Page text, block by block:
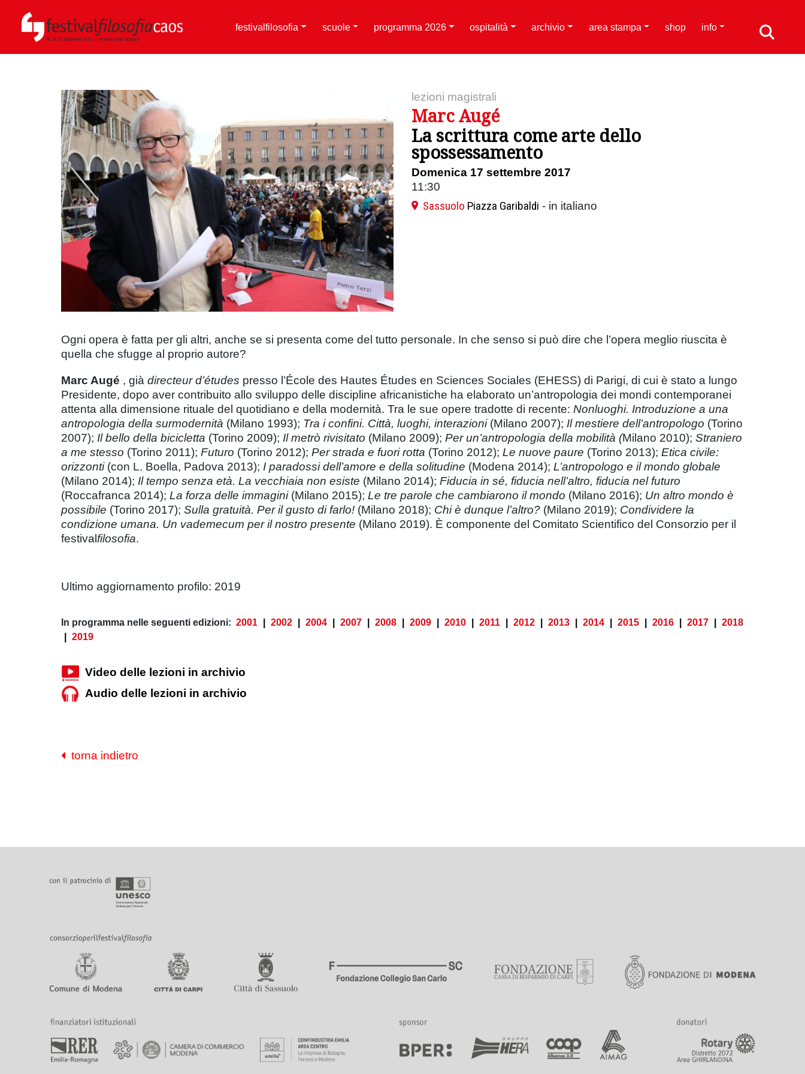
festivalfilosofia scuole programma 2026 ospitalità archivio area stampa shop info
lezioni magistrali
Marc Augé
La scrittura come arte dello
spossessamento
Domenica 17 settembre 2017
11:30
Sassuolo Piazza Garibaldi - in italiano
Ogni opera è fatta per gli altri, anche se si presenta come del tutto personale. In che senso si può dire che l’opera meglio riuscita è
quella che sfugge al proprio autore?
Marc Augé , già directeur d’études presso l’École des Hautes Études en Sciences Sociales (EHESS) di Parigi, di cui è stato a lungo
Presidente, dopo aver contribuito allo sviluppo delle discipline africanistiche ha elaborato un’antropologia dei mondi contemporanei
attenta alla dimensione rituale del quotidiano e della modernità. Tra le sue opere tradotte di recente: Nonluoghi. Introduzione a una
antropologia della surmodernità (Milano 1993); Tra i confini. Città, luoghi, interazioni (Milano 2007); Il mestiere dell’antropologo (Torino
2007); Il bello della bicicletta (Torino 2009); Il metrò rivisitato (Milano 2009); Per un’antropologia della mobilità (Milano 2010); Straniero
a me stesso (Torino 2011); Futuro (Torino 2012); Per strada e fuori rotta (Torino 2012); Le nuove paure (Torino 2013); Etica civile:
orizzonti(con L. Boella, Padova 2013); I paradossi dell’amore e della solitudine (Modena 2014); L’antropologo e il mondo globale
(Milano 2014); Il tempo senza età. La vecchiaia non esiste (Milano 2014); Fiducia in sé, fiducia nell’altro, fiducia nel futuro
(Roccafranca 2014); La forza delle immagini (Milano 2015); Le tre parole che cambiarono il mondo (Milano 2016); Un altro mondo è
possibile (Torino 2017); Sulla gratuità. Per il gusto di farlo! (Milano 2018); Chi è dunque l’altro? (Milano 2019); Condividere la
condizione umana. Un vademecum per il nostro presente (Milano 2019). È componente del Comitato Scientifico del Consorzio per il
festival filosofia.
Ultimo aggiornamento profilo: 2019
In programma nelle seguenti edizioni: 2001 2002 2004 2007 2008 2009 2010 2011 2012 2013 2014 2015 2016 2017
2018
2019
Video delle lezioni in archivio
Audio delle lezioni in archivio
torna indietro